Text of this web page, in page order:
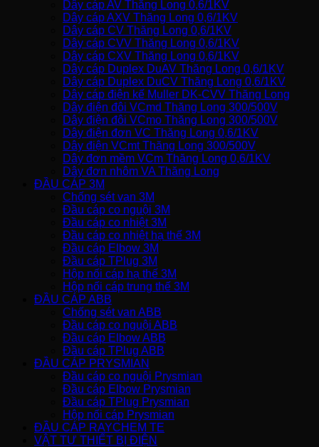
Dây cáp AV Thăng Long 0,6/1KV
Dây cáp AXV Thăng Long 0,6/1KV
Dây cáp CV Thăng Long 0,6/1KV
Dây cáp CVV Thăng Long 0,6/1KV
Dây cáp CXV Thăng Long 0,6/1KV
Dây cáp Duplex DuAV Thăng Long 0,6/1KV
Dây cáp Duplex DuCV Thăng Long 0,6/1KV
Dây cáp điện kế Muller DK-CVV Thăng Long
Dây điện đôi VCmd Thăng Long 300/500V
Dây điện đôi VCmo Thăng Long 300/500V
Dây điện đơn VC Thăng Long 0,6/1KV
Dây điện VCmt Thăng Long 300/500V
Dây đơn mềm VCm Thăng Long 0,6/1KV
Dây đơn nhôm VA Thăng Long
ĐẦU CÁP 3M
Chống sét van 3M
Đầu cáp co nguội 3M
Đầu cáp co nhiệt 3M
Đầu cáp co nhiệt hạ thế 3M
Đầu cáp Elbow 3M
Đầu cáp TPlug 3M
Hộp nối cáp hạ thế 3M
Hộp nối cáp trung thế 3M
ĐẦU CÁP ABB
Chống sét van ABB
Đầu cáp co nguội ABB
Đầu cáp Elbow ABB
Đầu cáp TPlug ABB
ĐẦU CÁP PRYSMIAN
Đầu cáp co nguội Prysmian
Đầu cáp Elbow Prysmian
Đầu cáp TPlug Prysmian
Hộp nối cáp Prysmian
ĐẦU CÁP RAYCHEM TE
VẬT TƯ THIẾT BỊ ĐIỆN